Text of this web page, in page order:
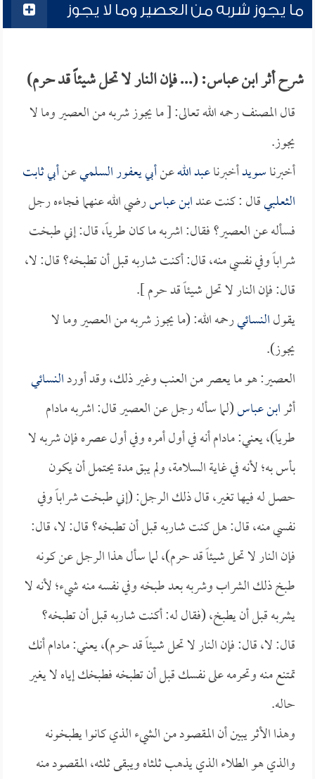
ما يجوز شربه من العصير وما لا يجوز
شرح أثر ابن عباس: (... فإن النار لا تحل شيئاً قد حرم)
قال المصنف رحمه الله تعالى: [ ما يجوز شربه من العصير وما لا
يجوز.
أخبرناسويدأخبرناعبد اللهعنأبي يعفور السلميعنأبي ثابت
الثعلبيقال : كنت عندابن عباسرضي الله عنهما فجاءه رجل
فسأله عن العصير؟ فقال: اشربه ما كان طرياً، قال: إني طبخت
شراباً وفي نفسي منه، قال: أكنت شاربه قبل أن تطبخه؟ قال: لا،
قال: فإن النار لا تحل شيئاً قد حرم ].
يقولالنسائيرحمه الله: (ما يجوز شربه من العصير وما لا
يجوز).
العصير: هو ما يعصر من العنب وغير ذلك، وقد أوردالنسائي
أثرابن عباس(لما سأله رجل عن العصير قال: اشربه مادام
طرياً)، يعني: مادام أنه في أول أمره وفي أول عصره فإن شربه لا
بأس به؛ لأنه في غاية السلامة، ولم يبق مدة يحتمل أن يكون
حصل له فيها تغير، قال ذلك الرجل: (إني طبخت شراباً وفي
نفسي منه، قال: هل كنت شاربه قبل أن تطبخه؟ قال: لا، قال:
فإن النار لا تحل شيئاً قد حرم)، لما سأل هذا الرجل عن كونه
طبخ ذلك الشراب وشربه بعد طبخه وفي نفسه منه شيء؛ لأنه لا
يشربه قبل أن يطبخ، (فقال له: أكنت شاربه قبل أن تطبخه؟
قال: لا، قال: فإن النار لا تحل شيئاً قد حرم)، يعني: مادام أنك
تمتنع منه وتحرمه على نفسك قبل أن تطبخه فطبخك إياه لا يغير
حاله.
وهذا الأثر يبين أن المقصود من الشيء الذي كانوا يطبخونه
والذي هو الطلاء الذي يذهب ثلثاه ويبقى ثلثه، المقصود منه